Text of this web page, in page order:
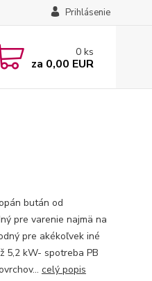
Prihlásenie
0 ks
za 0,00 EUR
bután od
pre varenie najmä na
pre akékoľvek iné
5,2 kW- spotreba PB
celý popis